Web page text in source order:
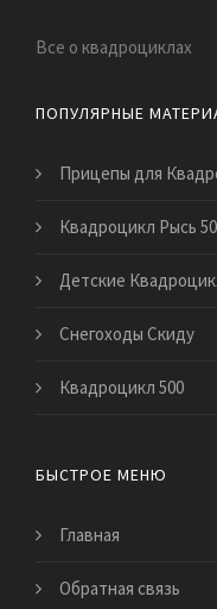
Все о квадроциклах
ПОПУЛЯРНЫЕ
Прицепы для
Квадроцикл Рысь
Детские
Снегоходы Скиду
Квадроцикл 500
БЫСТРОЕ МЕНЮ
Главная
Обратная связь